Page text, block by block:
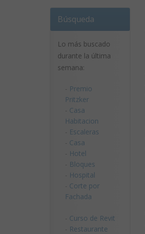
Búsqueda
Lo más buscado
durante la última
semana:
- Premio
Pritzker
- Casa
Habitacion
- Escaleras
- Casa
- Hotel
- Bloques
- Hospital
- Corte por
Fachada
- Curso de Revit
- Restaurante